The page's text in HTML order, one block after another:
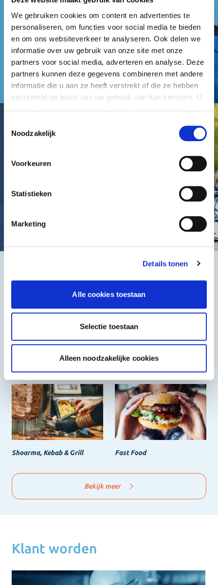
We gebruiken cookies om content en advertenties te
personaliseren, om functies voor social media te bieden
en om ons websiteverkeer te analyseren. Ook delen we
informatie over uw gebruik van onze site met onze
partners voor social media, adverteren en analyse. Deze
partners kunnen deze gegevens combineren met andere
informatie die u aan ze heeft verstrekt of die ze hebben
verzameld op basis van uw gebruik van hun services. U
Noodzakelijk
Voorkeuren
Statistieken
Marketing
Details tonen
Alle cookies toestaan
Selectie toestaan
Alleen noodzakelijke cookies
Het beste, de goedkoopste
Shoarma, Kebab & Grill Fast Food
Bekijk meer
Klant worden